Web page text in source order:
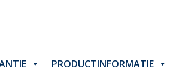
PRODUCTINFORMATIE